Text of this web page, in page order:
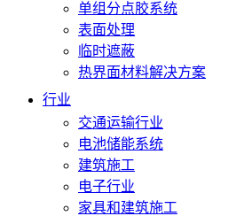
单组分点胶系统
表面处理
临时遮蔽
热界面材料解决方案
行业
交通运输行业
电池储能系统
建筑施工
电子行业
家具和建筑施工